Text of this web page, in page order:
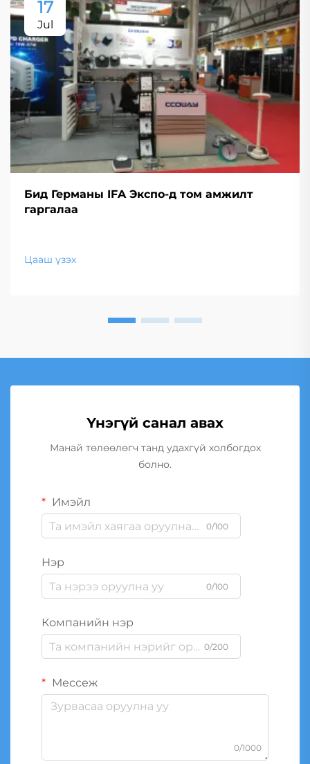
17
Jul
Бид Германы IFA Экспо-д том амжилт
гаргалаа
Цааш үзэх
Үнэгүй санал авах
Манай төлөөлөгч танд удахгүй холбогдох
болно.
Имэйл
0/100
Нэр
0/100
Компанийн нэр
0/200
Мессеж
0/1000